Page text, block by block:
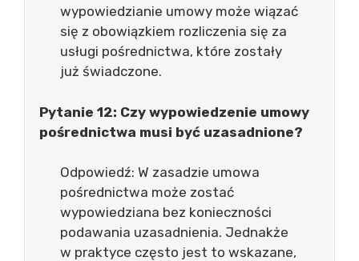
wypowiedzianie umowy może wiązać
się z obowiązkiem rozliczenia się za
usługi pośrednictwa, które zostały
już świadczone.
Pytanie 12: Czy wypowiedzenie umowy
pośrednictwa musi być uzasadnione?
Odpowiedź: W zasadzie umowa
pośrednictwa może zostać
wypowiedziana bez konieczności
podawania uzasadnienia. Jednakże
w praktyce często jest to wskazane,